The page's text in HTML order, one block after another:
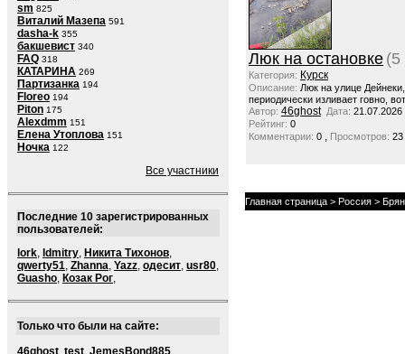
sm 825
Виталий Мазепа 591
dasha-k 355
бакшевист 340
FAQ 318
КАТАРИНА 269
Партизанка 194
Floreo 194
Piton 175
Alexdmm 151
Елена Утоплова 151
Ночка 122
Все участники
Последние 10 зарегистрированных
пользователей:
lork, ldmitry, Никита Тихонов,
qwerty51, Zhanna, Yazz, одесит, usr80,
Guasho, Козак Рог,
Только что были на сайте:
46ghost, test, JemesBond885,
Люк на остановке (5
Категория: Курск
Описание: Люк на улице
периодически изливает говно,
Автор: 46ghost Дата: 21.07.2026
Рейтинг: 0
Комментарии: 0 , Просмотров: 23
Главная страница > Россия >